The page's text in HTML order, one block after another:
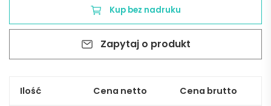
Kup bez nadruku
Zapytaj o produkt
Ilość Cena netto Cena brutto